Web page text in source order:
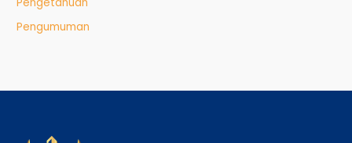
Pengetahuan
Pengumuman